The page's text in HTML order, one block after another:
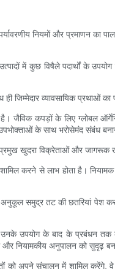
नियमों और प्रमाणन का पालन
में कुछ विषैले पदार्थों के
व्यावसायिक प्रथाओं का
है। जैविक कपड़ों के लिए
के साथ भरोसेमंद संबंध
खुदरा विक्रेताओं और जागरूक
करने से लाभ होता है।
समुद्र तट की छतरियां पेश
उनके उपयोग के बाद के प्रबंधन
नियामकीय अनुपालन को सुदृढ़
को अपने संचालन में शामिल